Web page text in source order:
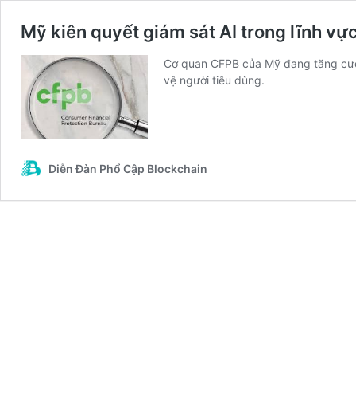
Mỹ kiên quyết giám sát AI trong lĩnh
Cơ quan CFPB của Mỹ đang tăng
vệ người tiêu dùng.
Diễn Đàn Phổ Cập Blockchain